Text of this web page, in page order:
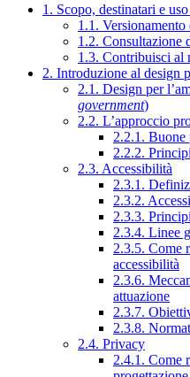
1. Scopo, destinatari e
1.1. Versionamento
1.2. Consultazione
1.3. Contribuisci al
2. Introduzione al design
2.1. Design per
government)
2.2. L’approccio
2.2.1. Buone
2.2.2. Principi
2.3. Accessibilità
2.3.1.
2.3.2.
2.3.3.
2.3.4. Linee
2.3.5. Come
accessibilità
2.3.6.
attuazione
2.3.7.
2.3.8.
2.4. Privacy
2.4.1. Come